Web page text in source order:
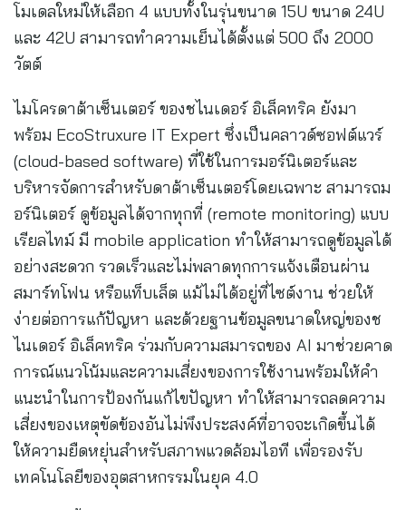
โมเดลใหม่ให้เลือก 4 แบบทั้งในรุ่นขนาด 15U ขนาด 24U
และ 42U สามารถทำความเย็นได้ตั้งแต่ 500 ถึง 2000
วัตต์
ไมโครดาต้าเซ็นเตอร์ ของชไนเดอร์ อิเล็คทริค ยังมา
พร้อม EcoStruxure IT Expert ซึ่งเป็นคลาวด์ซอฟต์แวร์
(cloud-based software) ที่ใช้ในการมอร์นิเตอร์และ
บริหารจัดการสำหรับดาต้าเซ็นเตอร์โดยเฉพาะ สามารถม
อร์นิเตอร์ ดูข้อมูลได้จากทุกที่ (remote monitoring) แบบ
เรียลไทม์ มี mobile application ทำให้สามารถดูข้อมูลได้
อย่างสะดวก รวดเร็วและไม่พลาดทุกการแจ้งเตือนผ่าน
สมาร์ทโฟน หรือแท็บเล็ต แม้ไม่ได้อยู่ที่ไซต์งาน ช่วยให้
ง่ายต่อการแก้ปัญหา และด้วยฐานข้อมูลขนาดใหญ่ของช
ไนเดอร์ อิเล็คทริค ร่วมกับความสมารถของ AI มาช่วยคาด
การณ์แนวโน้มและความเสี่ยงของการใช้งานพร้อมให้คำ
แนะนำในการป้องกันแก้ไขปัญหา ทำให้สามารถลดความ
เสี่ยงของเหตุขัดข้องอันไม่พึงประสงค์ที่อาจจะเกิดขึ้นได้
ให้ความยืดหยุ่นสำหรับสภาพแวดล้อมไอที เพื่อรองรับ
เทคโนโลยีของอุตสาหกรรมในยุค 4.0